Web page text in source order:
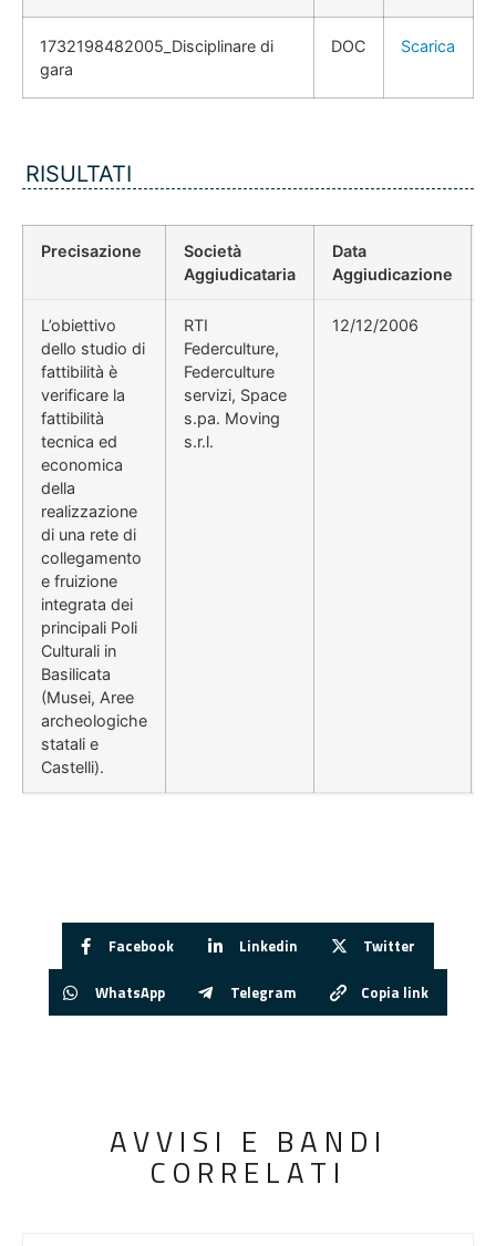
1732198482005_Disciplinare di
gara
DOC Scarica
RISULTATI
Precisazione
Società
Aggiudicataria
Data
Aggiudicazione
L’obiettivo
dello studio di
fattibilità è
verificare la
fattibilità
tecnica ed
economica
della
realizzazione
di una rete di
collegamento
e fruizione
integrata dei
principali Poli
Culturali in
Basilicata
(Musei, Aree
archeologiche
statali e
Castelli).
RTI
Federculture,
Federculture
servizi, Space
s.pa. Moving
s.r.l.
12/12/2006
Facebook Linkedin Twitter
WhatsApp Telegram Copia link
AVVISI E BANDI
CORRELATI